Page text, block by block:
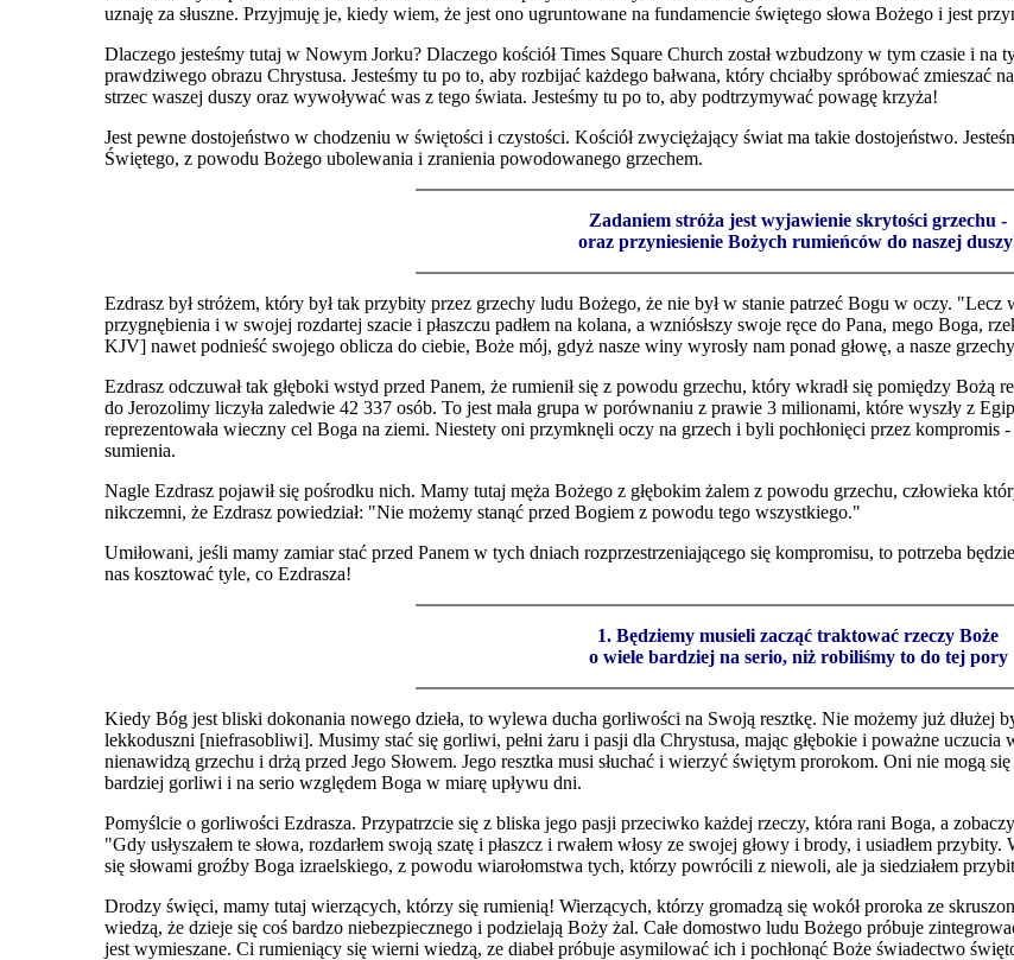
uznaję za słuszne. Przyjmuję je, kiedy wiem, że jest ono ugruntowane na fundamencie świętego słowa Bożego i jest
Dlaczego jesteśmy tutaj w Nowym Jorku? Dlaczego kościół Times Square Church został wzbudzony w tym czasie i na
prawdziwego obrazu Chrystusa. Jesteśmy tu po to, aby rozbijać każdego bałwana, który chciałby spróbować zmieszać
strzec waszej duszy oraz wywoływać was z tego świata. Jesteśmy tu po to, aby podtrzymywać powagę krzyża!
Jest pewne dostojeństwo w chodzeniu w świętości i czystości. Kościół zwyciężający świat ma takie dostojeństwo.
Świętego, z powodu Bożego ubolewania i zranienia powodowanego grzechem.
Zadaniem stróża jest wyjawienie skrytości grzechu -
oraz przyniesienie Bożych rumieńców do naszej
Ezdrasz był stróżem, który był tak przybity przez grzechy ludu Bożego, że nie był w stanie patrzeć Bogu w oczy. "Lecz
przygnębienia i w swojej rozdartej szacie i płaszczu padłem na kolana, a wzniósłszy swoje ręce do Pana, mego Boga,
KJV] nawet podnieść swojego oblicza do ciebie, Boże mój, gdyż nasze winy wyrosły nam ponad głowę, a nasze
Ezdrasz odczuwał tak głęboki wstyd przed Panem, że rumienił się z powodu grzechu, który wkradł się pomiędzy Bożą
do Jerozolimy liczyła zaledwie 42 337 osób. To jest mała grupa w porównaniu z prawie 3 milionami, które wyszły z
reprezentowała wieczny cel Boga na ziemi. Niestety oni przymknęli oczy na grzech i byli pochłonięci przez
sumienia.
Nagle Ezdrasz pojawił się pośrodku nich. Mamy tutaj męża Bożego z głębokim żalem z powodu grzechu, człowieka
nikczemni, że Ezdrasz powiedział: "Nie możemy stanąć przed Bogiem z powodu tego wszystkiego."
Umiłowani, jeśli mamy zamiar stać przed Panem w tych dniach rozprzestrzeniającego się kompromisu, to potrzeba
nas kosztować tyle, co Ezdrasza!
1. Będziemy musieli zacząć traktować rzeczy Boże
o wiele bardziej na serio, niż robiliśmy to do tej pory
Kiedy Bóg jest bliski dokonania nowego dzieła, to wylewa ducha gorliwości na Swoją resztkę. Nie możemy już dłużej
lekkoduszni [niefrasobliwi]. Musimy stać się gorliwi, pełni żaru i pasji dla Chrystusa, mając głębokie i poważne
nienawidzą grzechu i drżą przed Jego Słowem. Jego resztka musi słuchać i wierzyć świętym prorokom. Oni nie mogą
bardziej gorliwi i na serio względem Boga w miarę upływu dni.
Pomyślcie o gorliwości Ezdrasza. Przypatrzcie się z bliska jego pasji przeciwko każdej rzeczy, która rani Boga, a
"Gdy usłyszałem te słowa, rozdarłem swoją szatę i płaszcz i rwałem włosy ze swojej głowy i brody, i usiadłem
się słowami groźby Boga izraelskiego, z powodu wiarołomstwa tych, którzy powrócili z niewoli, ale ja siedziałem
Drodzy święci, mamy tutaj wierzących, którzy się rumienią! Wierzących, którzy gromadzą się wokół proroka ze
wiedzą, że dzieje się coś bardzo niebezpiecznego i podzielają Boży żal. Całe domostwo ludu Bożego próbuje
jest wymieszane. Ci rumieniący się wierni wiedzą, ze diabeł próbuje asymilować ich i pochłonąć Boże świadectwo